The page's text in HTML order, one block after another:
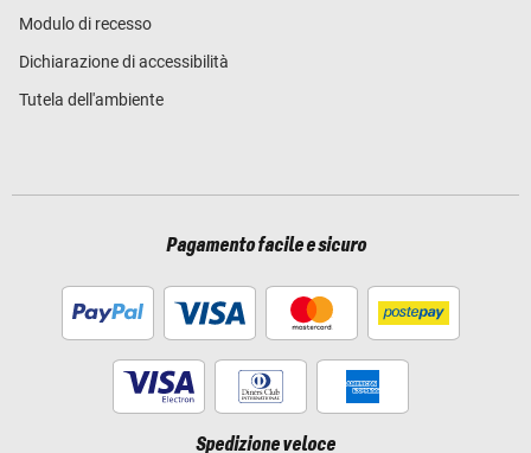
Modulo di recesso
Dichiarazione di accessibilità
Tutela dell'ambiente
Pagamento facile e sicuro
Spedizione veloce